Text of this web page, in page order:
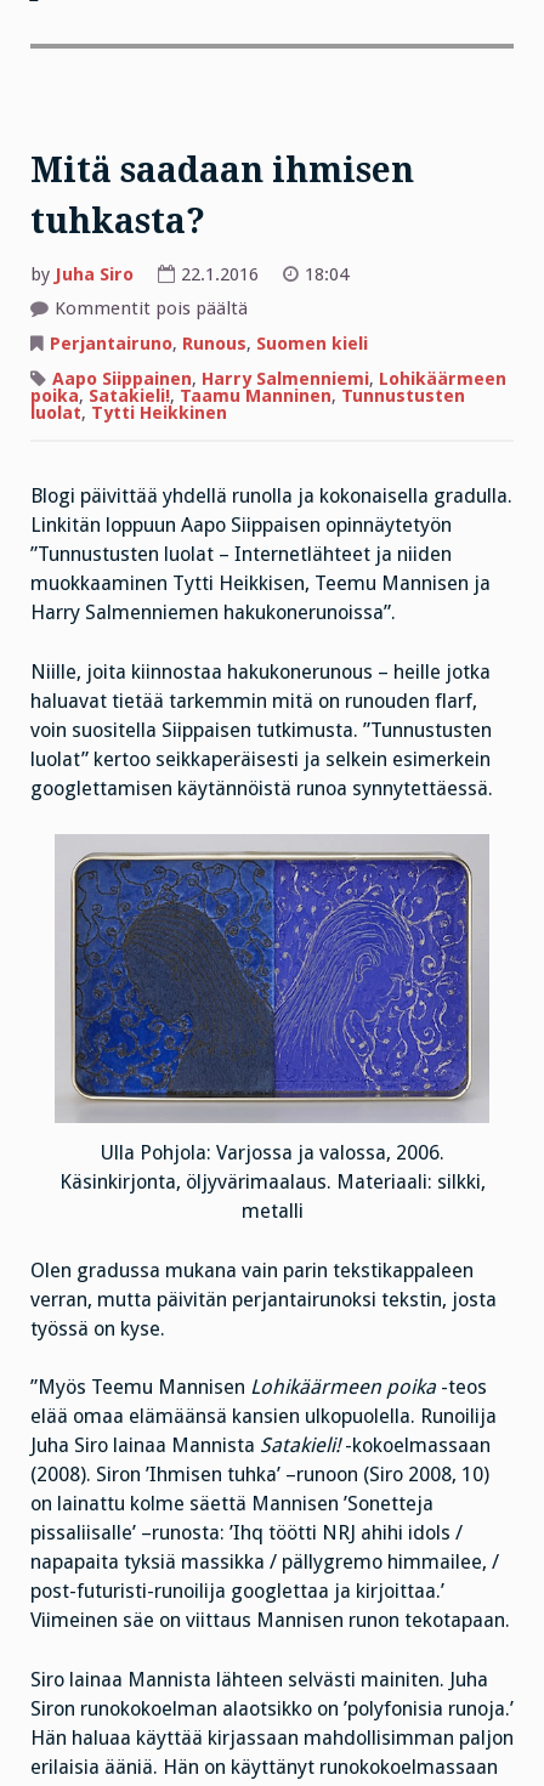
Mitä saadaan ihmisen
tuhkasta?
by Juha Siro 22.1.2016
18:04
Kommentit pois päältä
saadaan
ihmisen
tuhkasta?
Perjantairuno, Runous, Suomen kieli
Aapo Siippainen, Harry Salmenniemi, Lohikäärmeen
poika, Satakieli!, Taamu Manninen, Tunnustusten
luolat, Tytti Heikkinen
Blogi päivittää yhdellä runolla ja kokonaisella gradulla.
Linkitän loppuun Aapo Siippaisen opinnäytetyön
”Tunnustusten luolat – Internetlähteet ja niiden
muokkaaminen Tytti Heikkisen, Teemu Mannisen ja
Harry Salmenniemen hakukonerunoissa”.
Niille, joita kiinnostaa hakukonerunous – heille jotka
haluavat tietää tarkemmin mitä on runouden flarf,
voin suositella Siippaisen tutkimusta. ”Tunnustusten
luolat” kertoo seikkaperäisesti ja selkein esimerkein
googlettamisen käytännöistä runoa synnytettäessä.
Ulla Pohjola: Varjossa ja valossa, 2006.
Käsinkirjonta, öljyvärimaalaus. Materiaali: silkki,
metalli
Olen gradussa mukana vain parin tekstikappaleen
verran, mutta päivitän perjantairunoksi tekstin, josta
työssä on kyse.
”Myös Teemu Mannisen Lohikäärmeen poika -teos
elää omaa elämäänsä kansien ulkopuolella. Runoilija
Juha Siro lainaa Mannista Satakieli!-kokoelmassaan
(2008). Siron ’Ihmisen tuhka’ –runoon (Siro 2008, 10)
on lainattu kolme säettä Mannisen ’Sonetteja
pissaliisalle’ –runosta: ’Ihq töötti NRJ ahihi idols /
napapaita tyksiä massikka / pällygremo himmailee, /
post-futuristi-runoilija googlettaa ja kirjoittaa.’
Viimeinen säe on viittaus Mannisen runon tekotapaan.
Siro lainaa Mannista lähteen selvästi mainiten. Juha
Siron runokokoelman alaotsikko on ’polyfonisia runoja.’
Hän haluaa käyttää kirjassaan mahdollisimman paljon
erilaisia ääniä. Hän on käyttänyt runokokoelmassaan